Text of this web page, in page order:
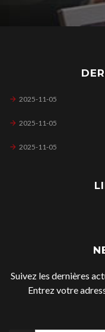
2025-11-05
2025-11-05
2025-11-05
Suivez les dernières
Entrez votre